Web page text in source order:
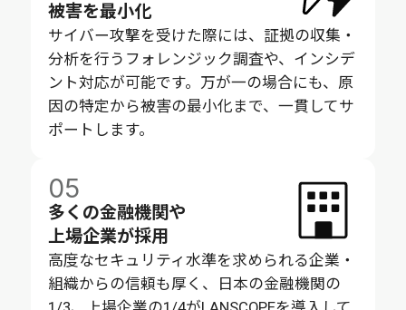
被害を最小化
サイバー攻撃を受けた際には、証拠の収集・
分析を行うフォレンジック調査や、インシデ
ント対応が可能です。万が一の場合にも、原
因の特定から被害の最小化まで、一貫してサ
ポートします。​
05
多くの金融機関や
上場企業が採用
高度なセキュリティ水準を求められる企業・
組織からの信頼も厚く、日本の金融機関の